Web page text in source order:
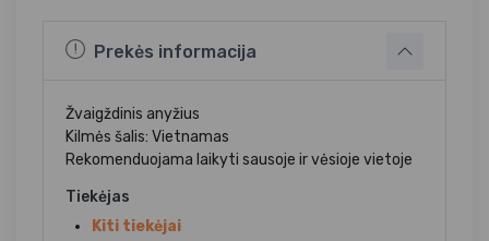
Prekės informacija
Žvaigždinis anyžius
Kilmės šalis: Vietnamas
Rekomenduojama laikyti sausoje ir vėsioje vietoje
Tiekėjas
Kiti tiekėjai